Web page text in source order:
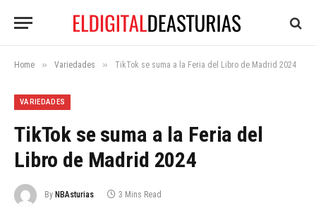
Home » Variedades » TikTok se suma a la Feria del Libro de Madrid 2024
VARIEDADES
TikTok se suma a la Feria del
Libro de Madrid 2024
By NBAsturias 3 Mins Read